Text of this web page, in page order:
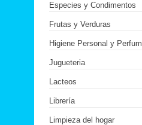
Especies y Condimentos
Frutas y Verduras
Higiene Personal y
Jugueteria
Lacteos
Librería
Limpieza del hogar